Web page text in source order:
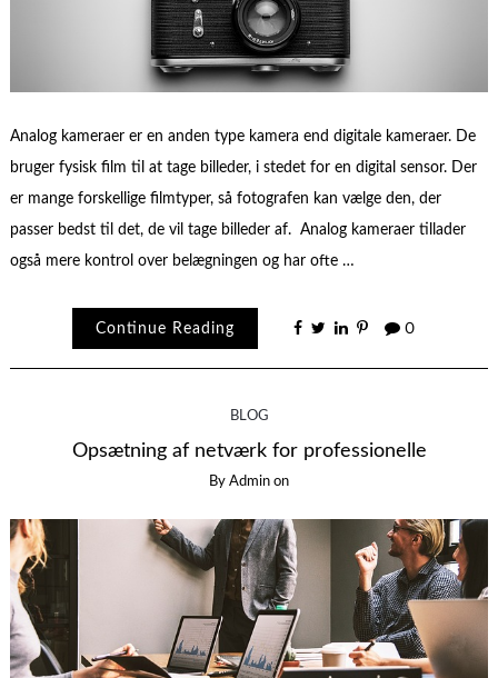
Analog kameraer er en anden type kamera end digitale kameraer. De
bruger fysisk film til at tage billeder, i stedet for en digital sensor. Der
er mange forskellige filmtyper, så fotografen kan vælge den, der
passer bedst til det, de vil tage billeder af. Analog kameraer tillader
også mere kontrol over belægningen og har ofte …
Continue Reading 0
BLOG
Opsætning af netværk for professionelle
By Admin on